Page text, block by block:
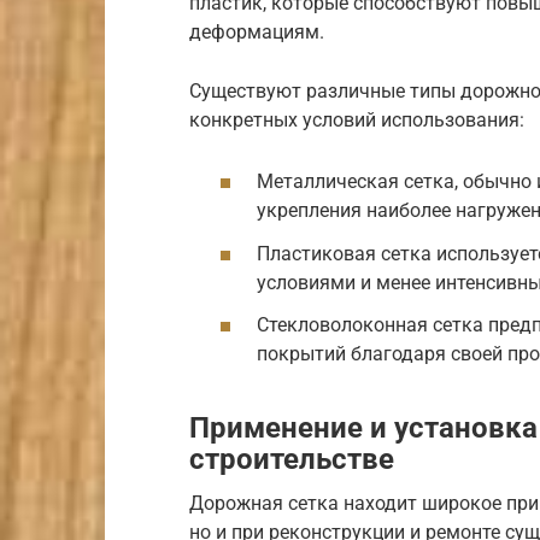
деформациям.
Существуют различные типы
конкретных условий использования:
Металлическая сетка, обычно
укрепления наиболее
Пластиковая сетка
условиями и менее
Стекловолоконная сетка
покрытий благодаря своей
Применение и
строительстве
Дорожная сетка находит широкое
но и при реконструкции и ремонте